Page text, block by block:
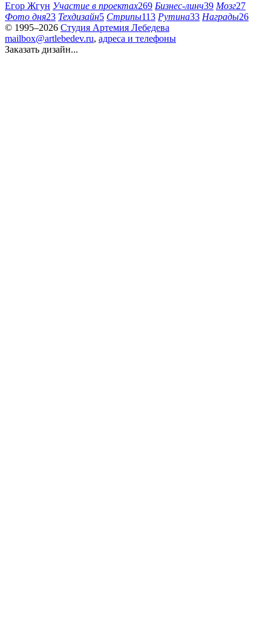
Егор Жгун Участие в проектах269 Бизнес-линч39 Мозг27
Фото дня23 Техдизайн5 Стрипы113 Рутина33 Награды26
© 1995–2026 Студия Артемия Лебедева
mailbox@artlebedev.ru, адреса и телефоны
Заказать дизайн...